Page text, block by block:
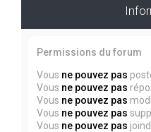
Permissions du forum
Vous ne pouvez pas
Vous ne pouvez pas
Vous ne pouvez pas
Vous ne pouvez pas
Vous ne pouvez pas